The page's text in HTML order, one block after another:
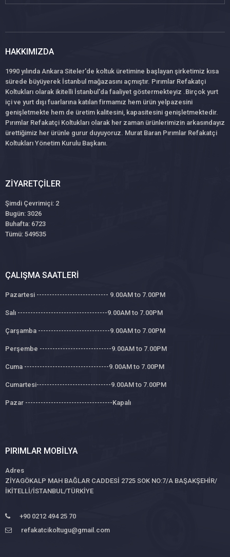
HAKKIMIZDA
1990 yılında Ankara Siteler'de koltuk üretimine başlayan şirketimiz kısa
sürede büyüyerek İstanbul mağazasını açmıştır. Pırımlar Refakatçi
Koltukları olarak ikitelli İstanbul'da faaliyet göstermekteyiz .Birçok yurt
içi ve yurt dışı fuarlarına katılan firmamız hem ürün yelpazesini
genişletmekte hem de üretim kalitesini, kapasitesini genişletmektedir.
Pırımlar Refakatçi Koltukları olarak her zaman ürünlerimizin arkasındayız
ürettiğimiz her ürünle gurur duyuyoruz. Murat Baran Pırımlar Refakatçi
Koltukları Yönetim Kurulu Başkanı.
ZIYARETÇILER
Şimdi Çevrimiçi: 2
Bugün: 3026
Buhafta: 6723
Tümü: 549535
ÇALIŞMA SAATLERI
Pazartesi ---------------------------- 9.00AM to 7.00PM
Salı -----------------------------------9.00AM to 7.00PM
Çarşamba ----------------------------9.00AM to 7.00PM
Perşembe ----------------------------9.00AM to 7.00PM
Cuma ---------------------------------9.00AM to 7.00PM
Cumartesi-----------------------------9.00AM to 7.00PM
Pazar ----------------------------------Kapalı
PIRIMLAR MOBILYA
Adres
ZİYAGÖKALP MAH BAĞLAR CADDESİ 2725 SOK NO:7/A BAŞAKŞEHİR/
İKİTELLİ/İSTANBUL/TÜRKİYE
+90 0212 494 25 70
refakatcikoltugu@gmail.com